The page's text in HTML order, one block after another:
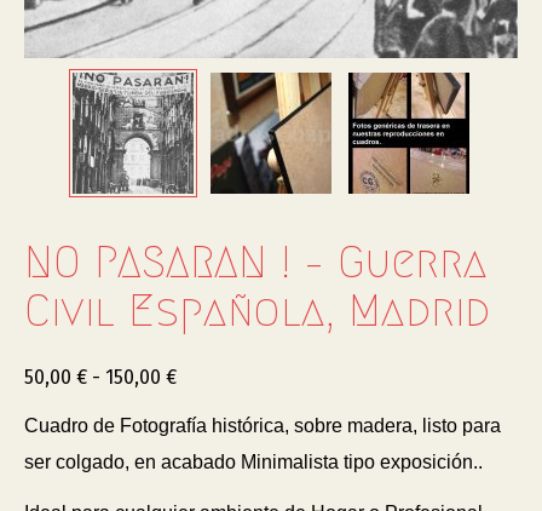
NO PASARAN ! – Guerra
Civil Española, Madrid
50,00 € - 150,00 €
Cuadro de Fotografía histórica, sobre madera, listo para
ser colgado, en acabado Minimalista tipo exposición..